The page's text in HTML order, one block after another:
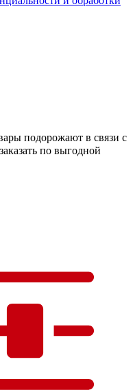
подорожают в связи с
по выгодной